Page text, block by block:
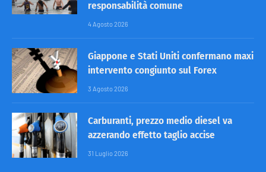
responsabilità comune
4 Agosto 2026
Giappone e Stati Uniti confermano maxi
intervento congiunto sul Forex
3 Agosto 2026
Carburanti, prezzo medio diesel va
azzerando effetto taglio accise
31 Luglio 2026